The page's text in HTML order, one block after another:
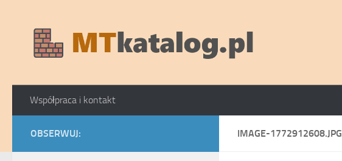
Współpraca i kontakt
IMAGE-1772912608.JPG
OBSERWUJ: